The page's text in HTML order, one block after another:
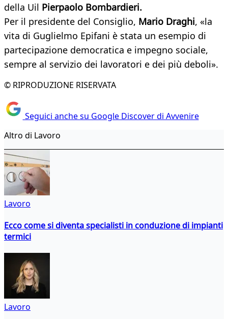
della Uil Pierpaolo Bombardieri.
Per il presidente del Consiglio, Mario Draghi, «la
vita di Guglielmo Epifani è stata un esempio di
partecipazione democratica e impegno sociale,
sempre al servizio dei lavoratori e dei più deboli».
© RIPRODUZIONE RISERVATA
Seguici anche su Google Discover di Avvenire
Altro di Lavoro
Lavoro
Ecco come si diventa specialisti in conduzione di impianti
termici
Lavoro